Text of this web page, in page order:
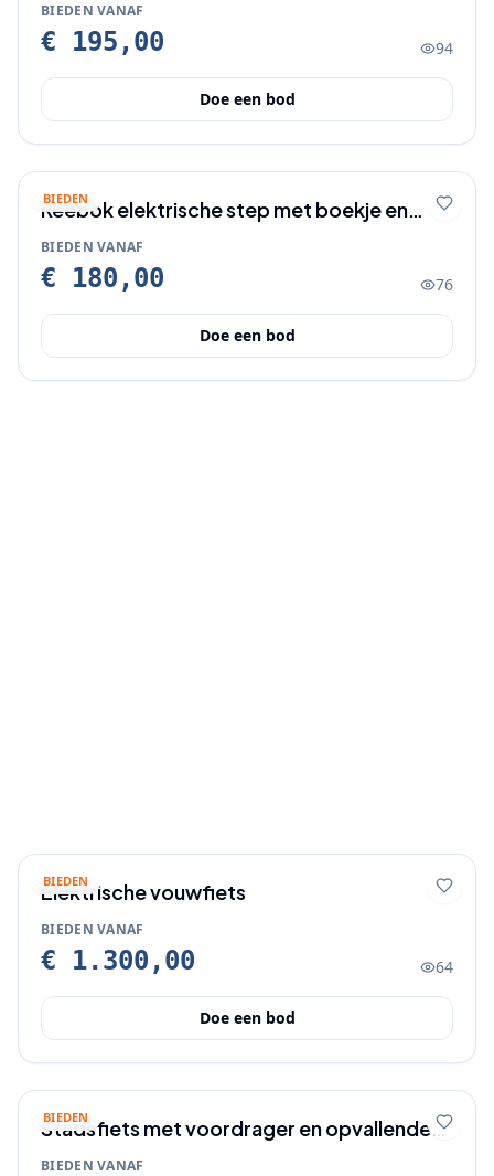
BIEDEN VANAF
€ 195,00 94
Doe een bod
BIEDEN
Reebok elektrische step met boekje en
lader.
BIEDEN VANAF
€ 180,00 76
Doe een bod
BIEDEN
Elektrische vouwfiets
BIEDEN VANAF
€ 1.300,00 64
Doe een bod
BIEDEN
Stadsfiets met voordrager en opvallende
rode velgen
BIEDEN VANAF